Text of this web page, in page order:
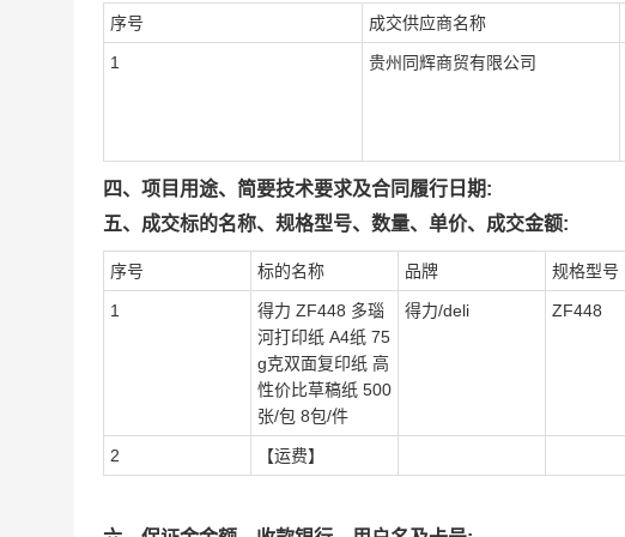
序号 成交供应商名称
1 贵州同辉商贸有限公司
四、项目用途、简要技术要求及合同履行日期:
五、成交标的名称、规格型号、数量、单价、成交金额:
序号 标的名称 品牌 规格型号
1
得力 ZF448 多瑙
河打印纸 A4纸 75
g克双面复印纸 高
性价比草稿纸 500
张/包 8包/件
得力/deli ZF448
2 【运费】